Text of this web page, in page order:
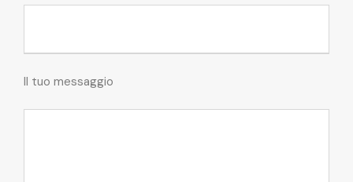
Il tuo messaggio